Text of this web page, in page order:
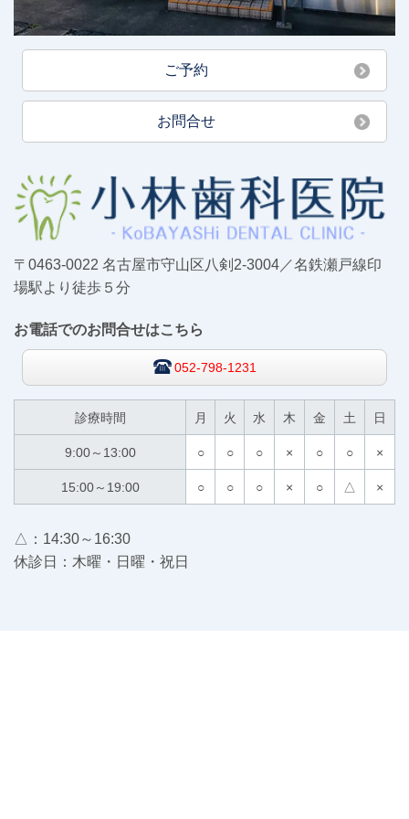
ご予約
お問合せ
〒0463-0022 名古屋市守山区八剣2-3004／名鉄瀬戸線印
場駅より徒歩５分
お電話でのお問合せはこちら
052-798-1231
診療時間 月 火 水 木 金 土 日
9:00～13:00 ○ ○ ○ × ○ ○ ×
15:00～19:00 ○ ○ ○ × ○ △ ×
△：14:30～16:30
休診日：木曜・日曜・祝日